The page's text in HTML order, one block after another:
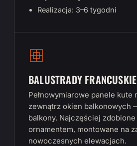
Realizacja: 3–6 tygodni
BALUSTRADY FRANCUSKIE
Pełnowymiarowe panele kute
zewnątrz okien balkonowych
balkony. Najczęściej
ornamentem, montowane na
nowoczesnych elewacjach.